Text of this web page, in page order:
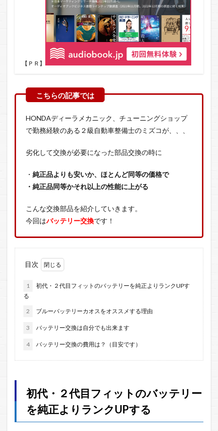
【ＰＲ】
HONDAディーラメカニック、チューニングショップ
で勤務経験のある２級自動車整備士のミズコが、、、
劣化して交換が必要になった部品交換の時に
・ 純正品よりも安いか、ほとんど同等の価格で
・純正品同等かそれ以上の性能に上がる
こんな交換部品を紹介していきます。
今回はバッテリー交換です！
目次
1
初代・２代目フィットのバッテリーを純正よりランクUPす
る
2 ブルーバッテリーカオスをオススメする理由
3 バッテリー交換は自分でも出来ます
4 バッテリー交換の費用は？（目安です）
初代・２代目フィットのバッテリー
を純正よりランクUPする